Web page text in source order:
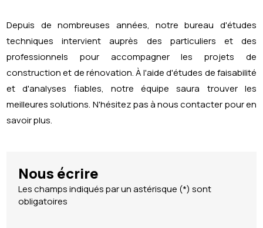
Depuis de nombreuses années, notre bureau d'études
techniques intervient auprès des particuliers et des
professionnels pour accompagner les projets de
construction et de rénovation. À l'aide d'études de faisabilité
et d'analyses fiables, notre équipe saura trouver les
meilleures solutions. N'hésitez pas à nous contacter pour en
savoir plus.
Nous écrire
Les champs indiqués par un astérisque (*) sont
obligatoires